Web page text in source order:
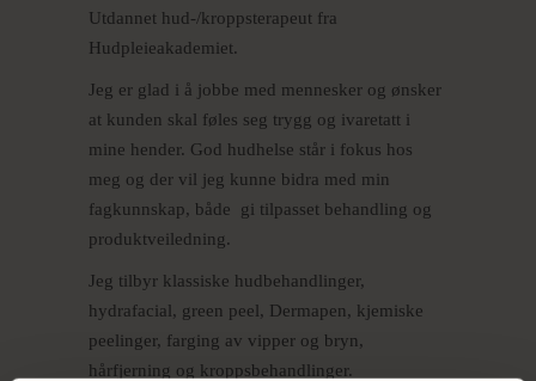
Utdannet hud-/kroppsterapeut fra
Hudpleieakademiet.
Jeg er glad i å jobbe med mennesker og ønsker
at kunden skal føles seg trygg og ivaretatt i
mine hender. God hudhelse står i fokus hos
meg og der vil jeg kunne bidra med min
fagkunnskap, både gi tilpasset behandling og
produktveiledning.
Jeg tilbyr klassiske hudbehandlinger,
hydrafacial, green peel, Dermapen, kjemiske
peelinger, farging av vipper og bryn,
hårfjerning og kroppsbehandlinger.